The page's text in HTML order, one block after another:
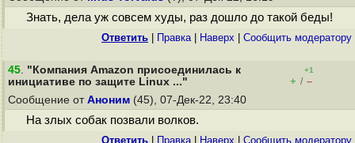
Знать, дела уж совсем худы, раз дошло до такой беды!
Ответить Правка| Наверх Cообщить модератору
45. "Компания Amazon присоединилась к
инициативе по защите Linux ..."
+1
+ / –
Сообщение от Аноним (45), 07-Дек-22, 23:40
На злых собак позвали волков.
Ответить Правка| Наверх Cообщить модератору